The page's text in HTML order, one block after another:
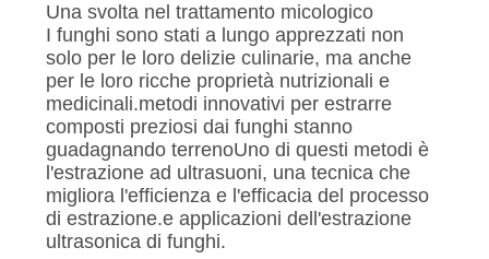
MAPPA
DEL
SITO
POLITICA
SULLA
PRIVACY
Una svolta nel trattamento micologico
I funghi sono stati a lungo apprezzati non
solo per le loro delizie culinarie, ma anche
per le loro ricche proprietà nutrizionali e
medicinali.metodi innovativi per estrarre
composti preziosi dai funghi stanno
guadagnando terrenoUno di questi metodi è
l'estrazione ad ultrasuoni, una tecnica che
migliora l'efficienza e l'efficacia del processo
di estrazione.e applicazioni dell'estrazione
ultrasonica di funghi.